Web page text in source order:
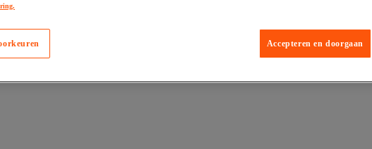
Accepteren en doorgaan